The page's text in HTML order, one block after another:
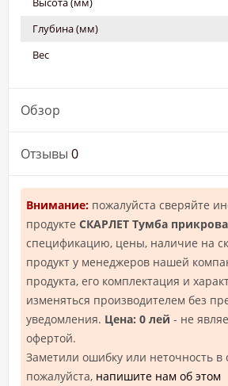
Глубина (мм)
Вес
Обзор
Отзывы 0
Внимание: пожалуйста сверяйте
продукте СКАРЛЕТ Тумба
спецификацию, цены, наличие на
продукт у менеджеров нашей
продукта, его комплектация и
изменяться производителем без
уведомления. Цена: 0 лей - не
офертой.
Заметили ошибку или неточность в
пожалуйста, напишите нам об этом